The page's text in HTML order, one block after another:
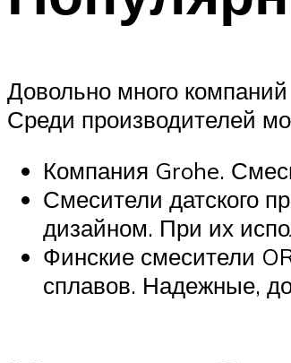
Довольно много
Среди производителей
Компания Grohe.
Смесители датского
дизайном. При их
Финские смесители
сплавов. Надежные,